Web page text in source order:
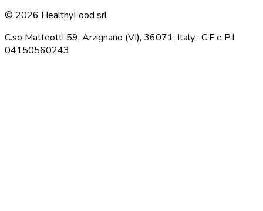
© 2026 HealthyFood srl
C.so Matteotti 59, Arzignano (VI), 36071, Italy · C.F e P.I
04150560243